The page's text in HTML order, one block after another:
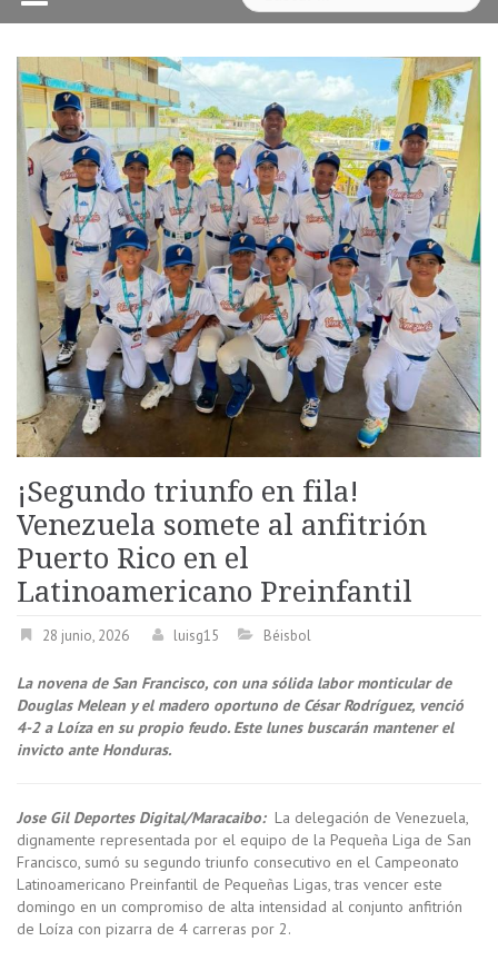
¡Segundo triunfo en fila!
Venezuela somete al anfitrión
Puerto Rico en el
Latinoamericano Preinfantil
28 junio, 2026 luisg15 Béisbol
La novena de San Francisco, con una sólida labor monticular de
Douglas Melean y el madero oportuno de César Rodríguez, venció
4-2 a Loíza en su propio feudo. Este lunes buscarán mantener el
invicto ante Honduras.
Jose Gil Deportes Digital/Maracaibo: La delegación de Venezuela,
dignamente representada por el equipo de la Pequeña Liga de San
Francisco, sumó su segundo triunfo consecutivo en el Campeonato
Latinoamericano Preinfantil de Pequeñas Ligas, tras vencer este
domingo en un compromiso de alta intensidad al conjunto anfitrión
de Loíza con pizarra de 4 carreras por 2.